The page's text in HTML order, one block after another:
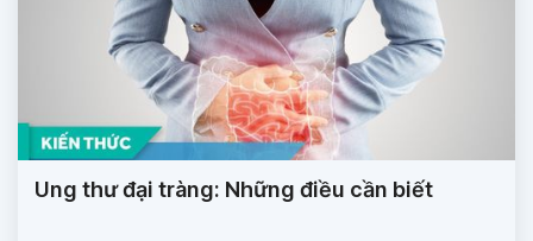
Ung thư đại tràng: Những điều cần biết